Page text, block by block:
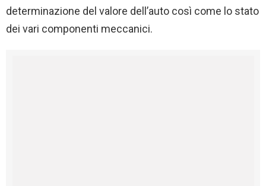
determinazione del valore dell’auto così come lo stato
dei vari componenti meccanici.